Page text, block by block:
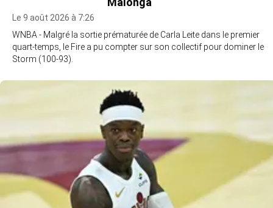
Le 9 août 2026 à 7:26
WNBA - Malgré la sortie prématurée de Carla Leite dans le premier
quart-temps, le Fire a pu compter sur son collectif pour dominer le
Storm (100-93).